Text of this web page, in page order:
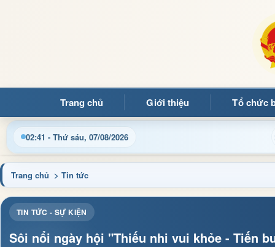
Trang chủ Giới thiệu Tổ chức
02:41 - Thứ sáu, 07/08/2026
Trang chủ > Tin tức
TIN TỨC - SỰ KIỆN
Sôi nổi ngày hội "Thiếu nhi vui khỏe - Tiến